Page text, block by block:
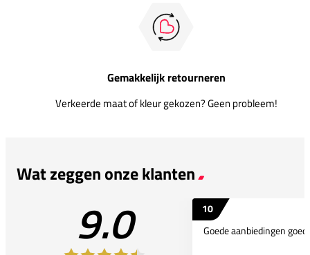
Gemakkelijk retourneren
Verkeerde maat of kleur gekozen? Geen probleem!
Wat zeggen onze klanten
9.0
10
Goede aanbiedingen